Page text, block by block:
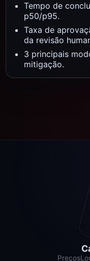
Tempo de
p50/p95.
Taxa de
da revisão
3 principais
mitigação.
Preços